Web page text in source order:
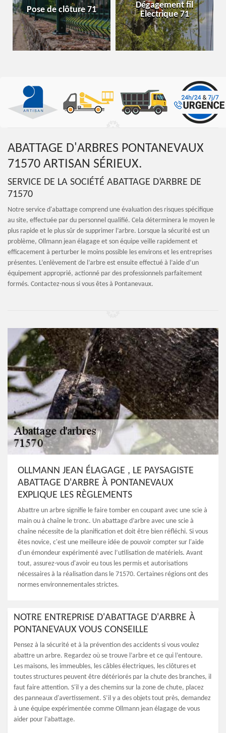
Pose de clôture 71
Dégagement fil
Electrique 71
ABATTAGE D'ARBRES PONTANEVAUX
71570 ARTISAN SÉRIEUX.
SERVICE DE LA SOCIÉTÉ ABATTAGE D’ARBRE DE
71570
Notre service d'abattage comprend une évaluation des risques spécifique
au site, effectuée par du personnel qualifié. Cela déterminera le moyen le
plus rapide et le plus sûr de supprimer l’arbre. Lorsque la sécurité est un
problème, Ollmann jean élagage et son équipe veille rapidement et
efficacement à perturber le moins possible les environs et les entreprises
présentes. L’enlèvement de l’arbre est ensuite effectué à l’aide d’un
équipement approprié, actionné par des professionnels parfaitement
formés. Contactez-nous si vous êtes à Pontanevaux.
OLLMANN JEAN ÉLAGAGE , LE PAYSAGISTE
ABATTAGE D'ARBRE À PONTANEVAUX
EXPLIQUE LES RÈGLEMENTS
Abattre un arbre signifie le faire tomber en coupant avec une scie à
main ou à chaîne le tronc. Un abattage d’arbre avec une scie à
chaîne nécessite de la planification et doit être bien réfléchi. Si vous
êtes novice, c'est une meilleure idée de pouvoir compter sur l'aide
d'un émondeur expérimenté avec l’utilisation de matériels. Avant
tout, assurez-vous d'avoir eu tous les permis et autorisations
nécessaires à la réalisation dans le 71570. Certaines régions ont des
normes environnementales strictes.
NOTRE ENTREPRISE D'ABATTAGE D'ARBRE À
PONTANEVAUX VOUS CONSEILLE
Pensez à la sécurité et à la prévention des accidents si vous voulez
abattre un arbre. Regardez où se trouve l’arbre et ce qui l’entoure.
Les maisons, les immeubles, les câbles électriques, les clôtures et
toutes structures peuvent être détériorés par la chute des branches, il
faut faire attention. S'il y a des chemins sur la zone de chute, placez
des panneaux d'avertissement. S’il y a des objets tout près, demandez
à une équipe expérimentée comme Ollmann jean élagage de vous
aider pour l’abattage.